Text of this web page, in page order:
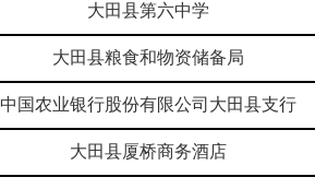
大田县第六中学
大田县粮食和物资储备局
中国农业银行股份有限公司大田县支行
大田县厦桥商务酒店